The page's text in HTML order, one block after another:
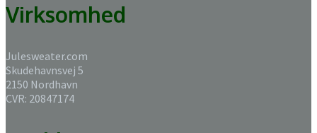
Virksomhed
Julesweater.com
Skudehavnsvej 5
2150 Nordhavn
CVR: 20847174